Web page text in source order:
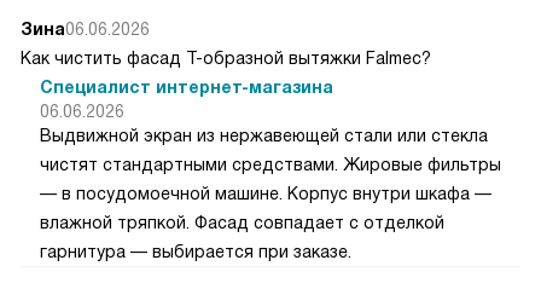
Зина06.06.2026
Как чистить фасад Т-образной вытяжки Falmec?
Специалист интернет-магазина
06.06.2026
Выдвижной экран из нержавеющей стали или стекла
чистят стандартными средствами. Жировые фильтры
— в посудомоечной машине. Корпус внутри шкафа —
влажной тряпкой. Фасад совпадает с отделкой
гарнитура — выбирается при заказе.